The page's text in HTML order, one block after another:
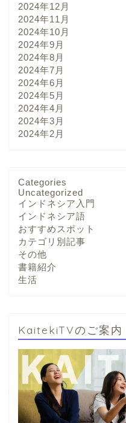
2024年12月
2024年11月
2024年10月
2024年9月
2024年8月
2024年7月
2024年6月
2024年5月
2024年4月
2024年3月
2024年2月
Categories
Uncategorized
インドネシア入門
インドネシア語
おすすめスポット
カテゴリ別記事
その他
書籍紹介
生活
KaitekiTVのご案内